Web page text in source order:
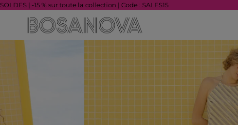
SOLDES | -15 % sur toute la collection | Code : SALES15